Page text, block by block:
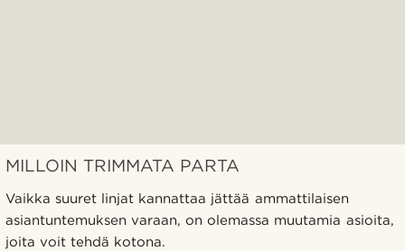
MILLOIN TRIMMATA PARTA
Vaikka suuret linjat kannattaa jättää ammattilaisen
asiantuntemuksen varaan, on olemassa muutamia asioita,
joita voit tehdä kotona.